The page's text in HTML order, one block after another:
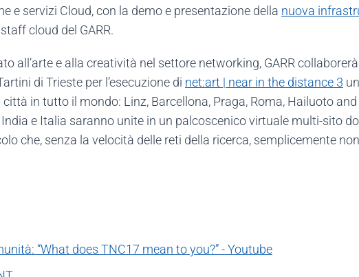
e servizi Cloud, con la demo e presentazione della nuova
cloud del GARR.
all’arte e alla creatività nel settore networking, GARR
di Trieste per l’esecuzione di net:art | near in the distance 3
in tutto il mondo: Linz, Barcellona, Praga, Roma, Hailuoto
e Italia saranno unite in un palcoscenico virtuale multi-sito
che, senza la velocità delle reti della ricerca, semplicemente
“What does TNC17 mean to you?” - Youtube